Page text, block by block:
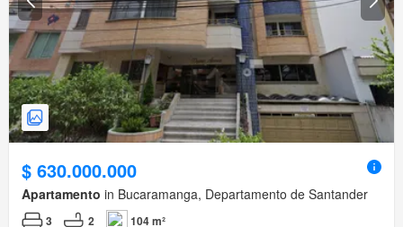
$ 630.000.000
Apartamento in Bucaramanga, Departamento de Santander
3 2 104 m²